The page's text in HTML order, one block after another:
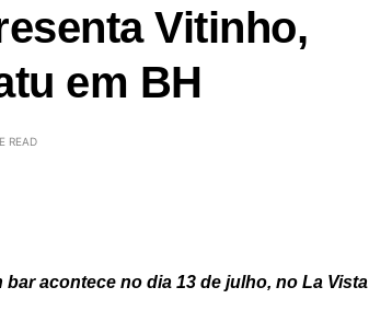
Vitinho,
em BH
READ
bar acontece no dia 13 de julho, no La Vista